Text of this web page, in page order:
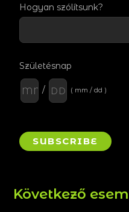
Hogyan szólítsunk?
Születésnap
/ ( mm / dd )
Következő